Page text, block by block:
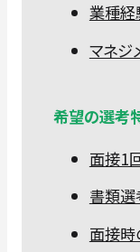
業種
マネジ
希望の選考
面接1
書類選
面接